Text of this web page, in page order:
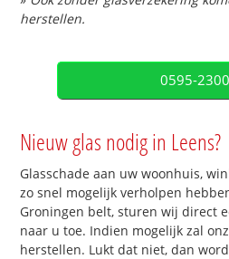
herstellen.
0595-
Nieuw glas nodig in Leens?
Glasschade aan uw woonhuis,
zo snel mogelijk verholpen
Groningen belt, sturen wij direct
naar u toe. Indien mogelijk zal
herstellen. Lukt dat niet, dan